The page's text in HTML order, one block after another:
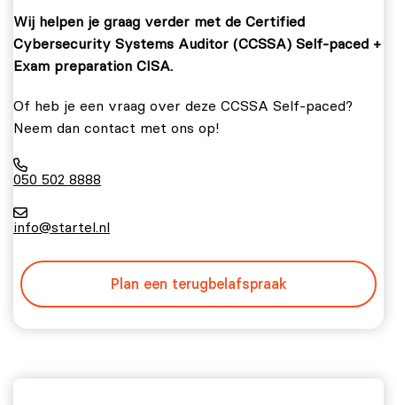
Wij helpen je graag verder met de Certified
Cybersecurity Systems Auditor (CCSSA) Self-paced +
Exam preparation CISA.
Of heb je een vraag over deze CCSSA Self-paced?
Neem dan contact met ons op!
050 502 8888
info@startel.nl
Plan een terugbelafspraak